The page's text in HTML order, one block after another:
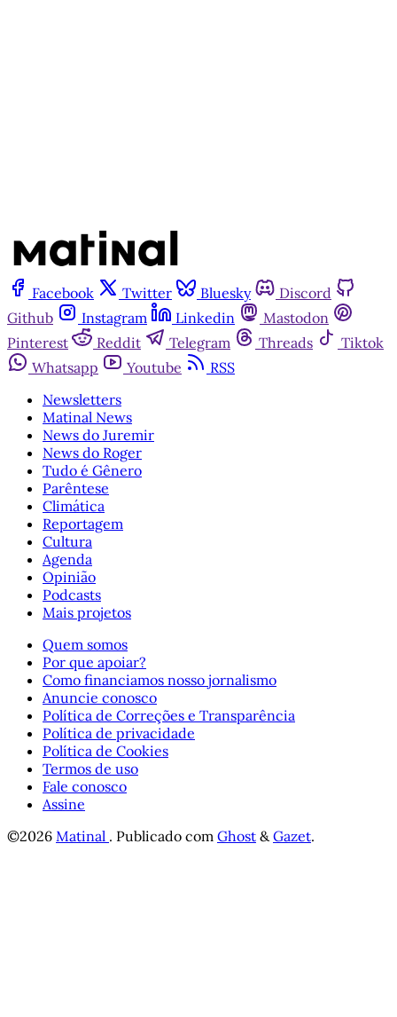
Facebook Twitter Bluesky
Discord
Github
Instagram Linkedin
Mastodon
Pinterest
Reddit Telegram Threads
Tiktok
Whatsapp
Youtube
RSS
Newsletters
Matinal News
News do Juremir
News do Roger
Tudo é Gênero
Parêntese
Climática
Reportagem
Cultura
Agenda
Opinião
Podcasts
Mais projetos
Quem somos
Por que apoiar?
Como financiamos nosso jornalismo
Anuncie conosco
Política de Correções e Transparência
Política de privacidade
Política de Cookies
Termos de uso
Fale conosco
Assine
©2026 Matinal . Publicado com Ghost &Gazet.